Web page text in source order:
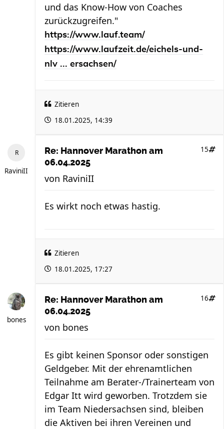
und das Know-How von Coaches
zurückzugreifen."
https://www.lauf.team/
https://www.laufzeit.de/eichels-und-
nlv ... ersachsen/
Zitieren
18.01.2025, 14:39
RaviniII
Re: Hannover Marathon am
06.04.2025
15
von RaviniII
Es wirkt noch etwas hastig.
Zitieren
18.01.2025, 17:27
bones
Re: Hannover Marathon am
06.04.2025
16
von bones
Es gibt keinen Sponsor oder sonstigen
Geldgeber. Mit der ehrenamtlichen
Teilnahme am Berater-/Trainerteam von
Edgar Itt wird geworben. Trotzdem sie
im Team Niedersachsen sind, bleiben
die Aktiven bei ihren Vereinen und